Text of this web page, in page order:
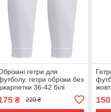
гетри для
гетри обрізки без
36-42 білі
₴ 220 ₴ 150